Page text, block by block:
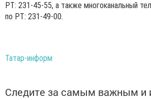
РТ: 231-45-55, а также многоканальный
по РТ: 231-49-00.
Татар-информ
Следите за самым важным и